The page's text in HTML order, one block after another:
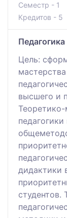
Семестр - 1
Кредитов - 5
Цель:
высшего и
дидактики
студентов.